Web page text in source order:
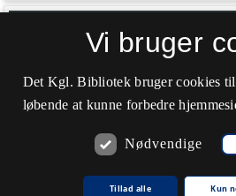
Vi bruger
Det Kgl. Bibliotek bruger cookies
løbende at kunne forbedre
Nødvendige
Tillad alle Kun